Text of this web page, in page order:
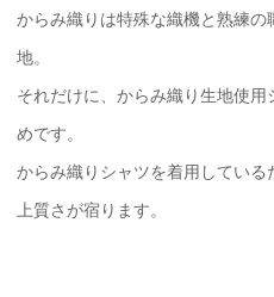
からみ織りは特殊な織機と熟練
地。
それだけに、からみ織り生地使
めです。
からみ織りシャツを着用している
上質さが宿ります。